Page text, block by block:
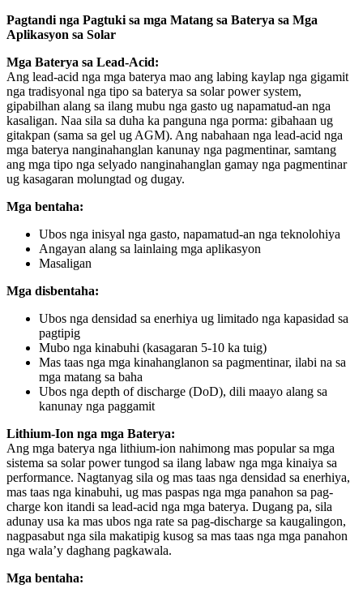
Pagtandi nga Pagtuki sa mga Matang sa Baterya sa Mga
Aplikasyon sa Solar
Mga Baterya sa Lead-Acid:
Ang lead-acid nga mga baterya mao ang labing kaylap nga gigamit
nga tradisyonal nga tipo sa baterya sa solar power system,
gipabilhan alang sa ilang mubu nga gasto ug napamatud-an nga
kasaligan. Naa sila sa duha ka panguna nga porma: gibahaan ug
gitakpan (sama sa gel ug AGM). Ang nabahaan nga lead-acid nga
mga baterya nanginahanglan kanunay nga pagmentinar, samtang
ang mga tipo nga selyado nanginahanglan gamay nga pagmentinar
ug kasagaran molungtad og dugay.
Mga bentaha:
Ubos nga inisyal nga gasto, napamatud-an nga teknolohiya
Angayan alang sa lainlaing mga aplikasyon
Masaligan
Mga disbentaha:
Ubos nga densidad sa enerhiya ug limitado nga kapasidad sa
pagtipig
Mubo nga kinabuhi (kasagaran 5-10 ka tuig)
Mas taas nga mga kinahanglanon sa pagmentinar, ilabi na sa
mga matang sa baha
Ubos nga depth of discharge (DoD), dili maayo alang sa
kanunay nga paggamit
Lithium-Ion nga mga Baterya:
Ang mga baterya nga lithium-ion nahimong mas popular sa mga
sistema sa solar power tungod sa ilang labaw nga mga kinaiya sa
performance. Nagtanyag sila og mas taas nga densidad sa enerhiya,
mas taas nga kinabuhi, ug mas paspas nga mga panahon sa pag-
charge kon itandi sa lead-acid nga mga baterya. Dugang pa, sila
adunay usa ka mas ubos nga rate sa pag-discharge sa kaugalingon,
nagpasabut nga sila makatipig kusog sa mas taas nga mga panahon
nga wala’y daghang pagkawala.
Mga bentaha: